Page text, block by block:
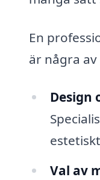
En
är några
Design
Val av